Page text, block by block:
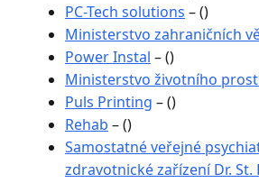
PC-Tech solutions – ()
Ministerstvo zahraničních
Power Instal – ()
Ministerstvo životního
Puls Printing – ()
Rehab – ()
Samostatné veřejné
zdravotnické zařízení Dr. St.